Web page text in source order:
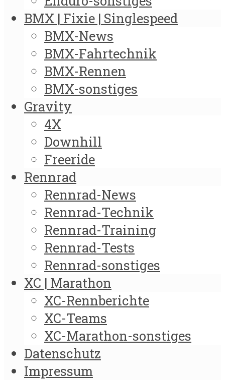
BMX | Fixie | Singlespeed
BMX-News
BMX-Fahrtechnik
BMX-Rennen
BMX-sonstiges
Gravity
4X
Downhill
Freeride
Rennrad
Rennrad-News
Rennrad-Technik
Rennrad-Training
Rennrad-Tests
Rennrad-sonstiges
XC | Marathon
XC-Rennberichte
XC-Teams
XC-Marathon-sonstiges
Datenschutz
Impressum